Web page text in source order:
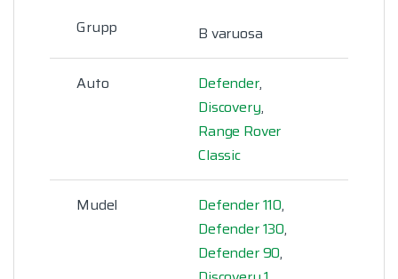
Grupp B varuosa
Auto Defender,
Discovery,
Range Rover
Classic
Mudel Defender 110,
Defender 130,
Defender 90,